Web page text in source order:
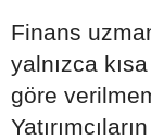
Finans
yalnızca
göre